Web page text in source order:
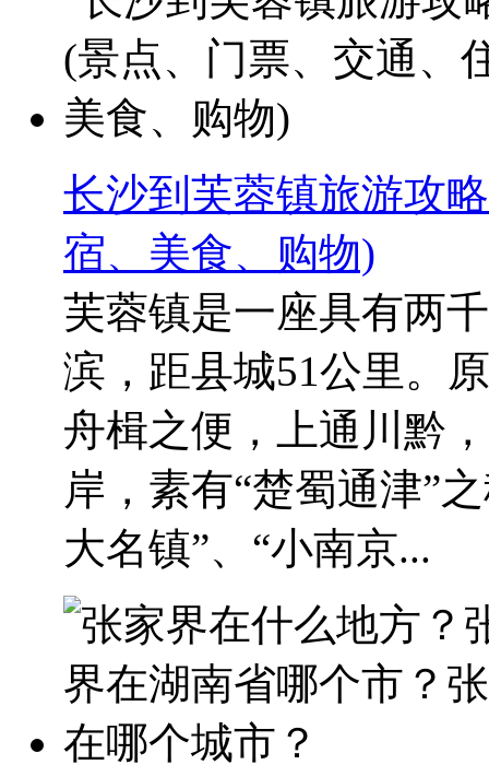
长沙到芙蓉镇旅游攻
宿、美食、购物)
芙蓉镇是一座具有两
滨，距县城51公里。
舟楫之便，上通川黔
岸，素有“楚蜀通津”
大名镇”、“小南京...